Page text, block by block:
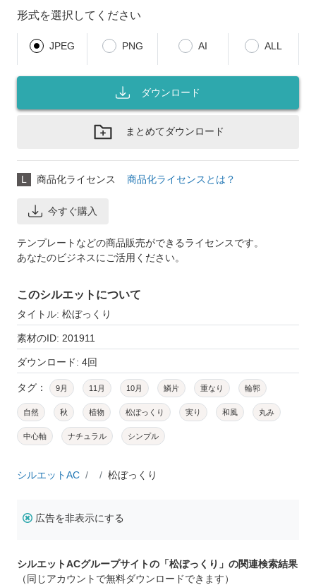
形式を選択してください
JPEG PNG AI ALL
ダウンロード
まとめてダウンロード
L 商品化ライセンス 商品化ライセンスとは？
今すぐ購入
テンプレートなどの商品販売ができるライセンスです。
あなたのビジネスにご活用ください。
このシルエットについて
タイトル: 松ぼっくり
素材のID: 201911
ダウンロード: 4回
タグ： 9月 11月 10月 鱗片 重なり 輪郭
自然 秋 植物 松ぼっくり 実り 和風 丸み
中心軸 ナチュラル シンプル
シルエットAC 松ぼっくり
広告を非表示にする
シルエットACグループサイトの「松ぼっくり」の関連検索結果
（同じアカウントで無料ダウンロードできます）